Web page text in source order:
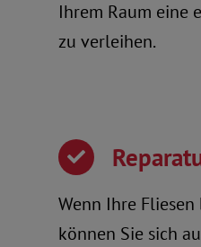
Ihrem Raum eine
zu verleihen.
Wenn Ihre
können Sie sich